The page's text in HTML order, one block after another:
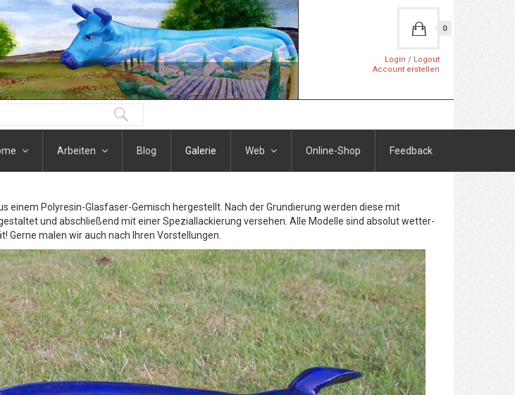
0
Login / Logout
Account erstellen
Arbeiten Blog Galerie Web Online-Shop Feedback
einem Polyresin-Glasfaser-Gemisch hergestellt. Nach der Grundierung werden diese mit
und abschließend mit einer Speziallackierung versehen. Alle Modelle sind absolut wetter-
Gerne malen wir auch nach Ihren Vorstellungen.